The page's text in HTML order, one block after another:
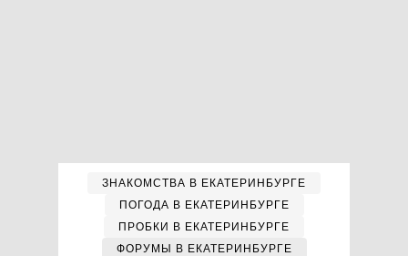
ЗНАКОМСТВА В ЕКАТЕРИНБУРГЕ
ПОГОДА В ЕКАТЕРИНБУРГЕ
ПРОБКИ В ЕКАТЕРИНБУРГЕ
ФОРУМЫ В ЕКАТЕРИНБУРГЕ